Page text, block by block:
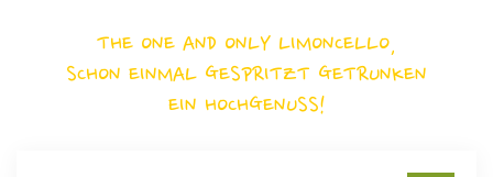
THE ONE AND ONLY LIMONCELLO,
SCHON EINMAL GESPRITZT GETRUNKEN
EIN HOCHGENUSS!